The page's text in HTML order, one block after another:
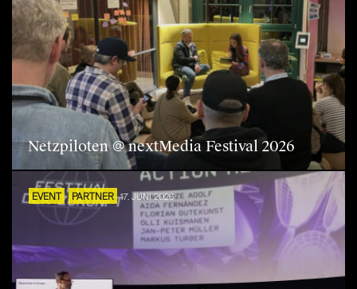
Netzpiloten @ nextMedia Festival 2026
EVENT PARTNER 17. JUNI 2026